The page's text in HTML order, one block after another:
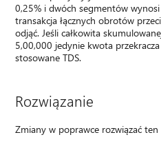
0,25% i dwóch segmentów
transakcja łącznych obrotów
odjąć. Jeśli całkowita
5,00,000 jedynie kwota
stosowane TDS.
Rozwiązanie
Zmiany w poprawce rozwiązać